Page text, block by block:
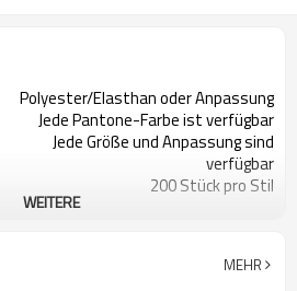
Polyester/Elasthan oder Anpassung
Jede Pantone-Farbe ist verfügbar
Jede Größe und Anpassung sind
verfügbar
200 Stück pro Stil
trocknend, antistatisch
WEITERE
MEHR